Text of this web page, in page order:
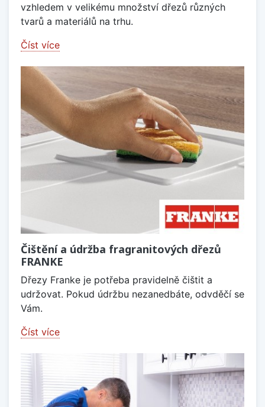
vzhledem v velikému množství dřezů různých
tvarů a materiálů na trhu.
Číst více
Čištění a údržba fragranitových dřezů
FRANKE
Dřezy Franke je potřeba pravidelně čištit a
udržovat. Pokud údržbu nezanedbáte, odvděčí se
Vám.
Číst více